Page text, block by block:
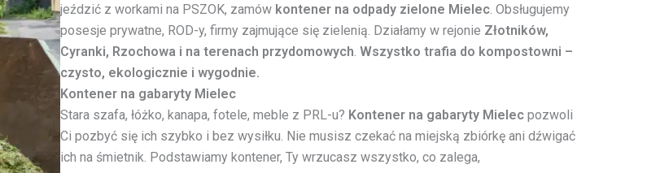
jeździć z workami na PSZOK, zamów kontener na odpady zielone Mielec. Obsługujemy
posesje prywatne, ROD-y, firmy zajmujące się zielenią. Działamy w rejonie Złotników,
Cyranki, Rzochowa i na terenach przydomowych. Wszystko trafia do kompostowni –
czysto, ekologicznie i wygodnie.
Kontener na gabaryty Mielec
Stara szafa, łóżko, kanapa, fotele, meble z PRL-u? Kontener na gabaryty Mielec pozwoli
Ci pozbyć się ich szybko i bez wysiłku. Nie musisz czekać na miejską zbiórkę ani dźwigać
ich na śmietnik. Podstawiamy kontener, Ty wrzucasz wszystko, co zalega,